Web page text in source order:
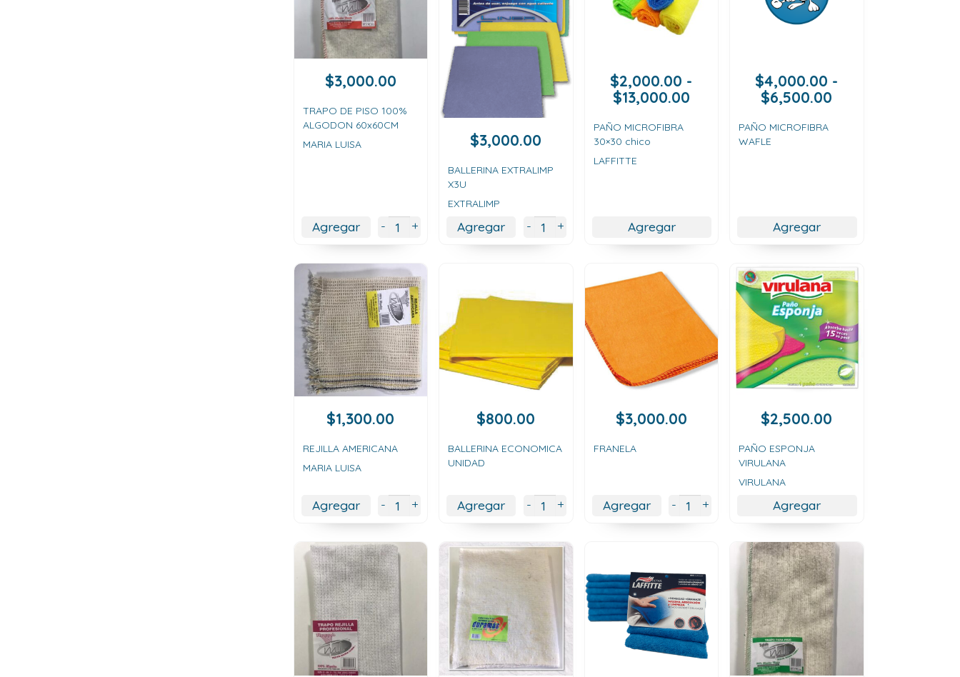
$3,000.00
TRAPO DE PISO 100%
ALGODON 60x60CM
MARIA LUISA
Agregar - +
$3,000.00
BALLERINA EXTRALIMP
X3U
EXTRALIMP
Agregar - +
$2,000.00 -
$13,000.00Rango
precios:
PAÑO MICROFIBRA
30×30 chico
LAFFITTE
Agregar
$4,000.00 -
$6,500.00
PAÑO MICROFIBRA
WAFLE
Agregar
$1,300.00
REJILLA AMERICANA
MARIA LUISA
Agregar - +
$800.00
BALLERINA ECONOMICA
UNIDAD
Agregar - +
$3,000.00
FRANELA
Agregar - +
$2,500.00
PAÑO ESPONJA
VIRULANA
VIRULANA
Agregar